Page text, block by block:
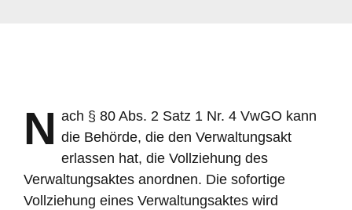
N ach § 80 Abs. 2 Satz 1 Nr. 4 VwGO kann
die Behörde, die den Verwaltungsakt
erlassen hat, die Vollziehung des
Verwaltungsaktes anordnen. Die sofortige
Vollziehung eines Verwaltungsaktes wird